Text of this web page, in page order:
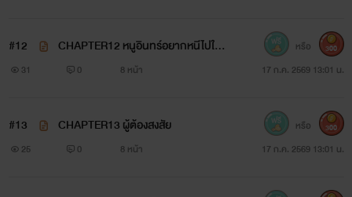
#12
CHAPTER12 หนูอินทร์อยากหนีไปให้ไก
31 0 8 หน้า 17 ก.ค. 2569 13:01 น.
หรือ 300
#13 CHAPTER13 ผู้ต้องสงสัย
25 0 8 หน้า 17 ก.ค. 2569 13:01 น.
หรือ 300